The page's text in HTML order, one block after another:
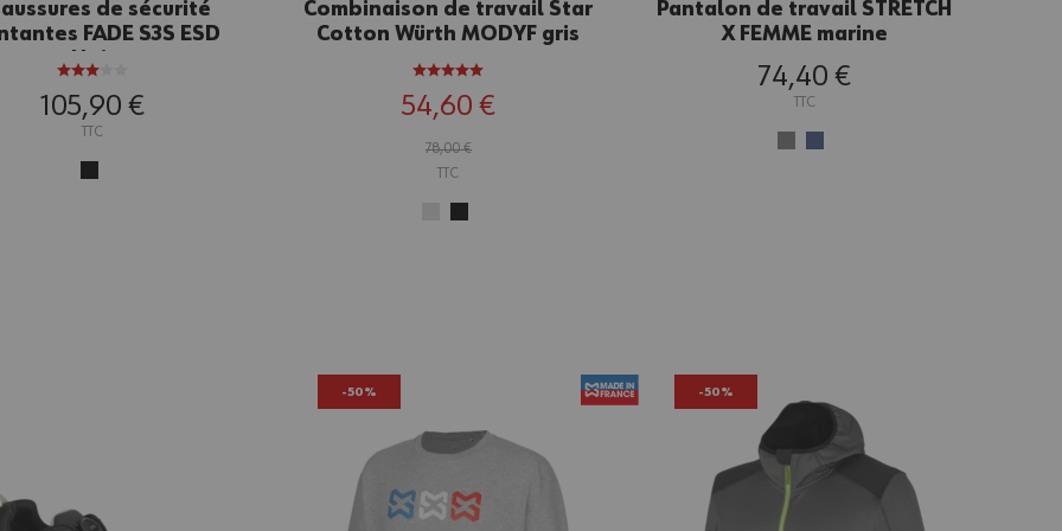
de sécurité
FADE S3S ESD
Noir
105,90 €
TTC
Combinaison de travail Star
Cotton Würth MODYF gris
54,60 €
78,00 €
TTC
Pantalon de travail STRETCH
X FEMME marine
74,40 €
TTC
-50% -50%